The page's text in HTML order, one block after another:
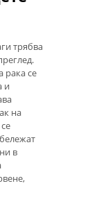
трябва
рака се
и
на
в